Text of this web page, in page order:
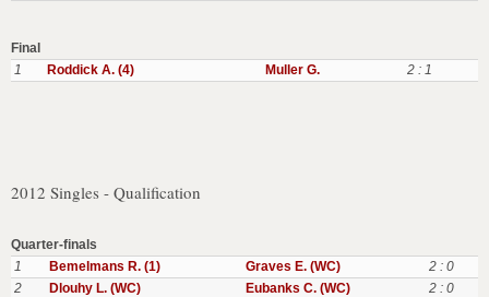
Final
1
Roddick A. (4) Muller G. 2 : 1
2012 Singles - Qualification
Quarter-finals
1
Bemelmans R. (1) Graves E. (WC)
2 : 0
2
Dlouhy L. (WC) Eubanks C. (WC)
2 : 0